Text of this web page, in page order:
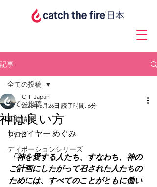
記事
全ての投稿
新着情報
ブログ
ディボーションシリーズ
全ての投稿
神は良い方
CTF Japan
2025年5月26日 読了時間: 6分
by セイヤー めぐみ
「神を愛する人たち、すなわち、神の
ご計画にしたがって召された人たちの
ためには、すべてのことがともに働い